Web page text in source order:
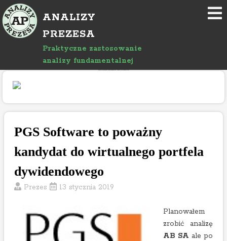
o
ANALIZY
PREZESA
Praktyczne zastosowanie
analizy fundamentalnej
PGS Software to poważny
kandydat do wirtualnego portfela
dywidendowego
Prezes 13 stycznia 2019
Planowałem
zrobić analizę
AB SA ale po